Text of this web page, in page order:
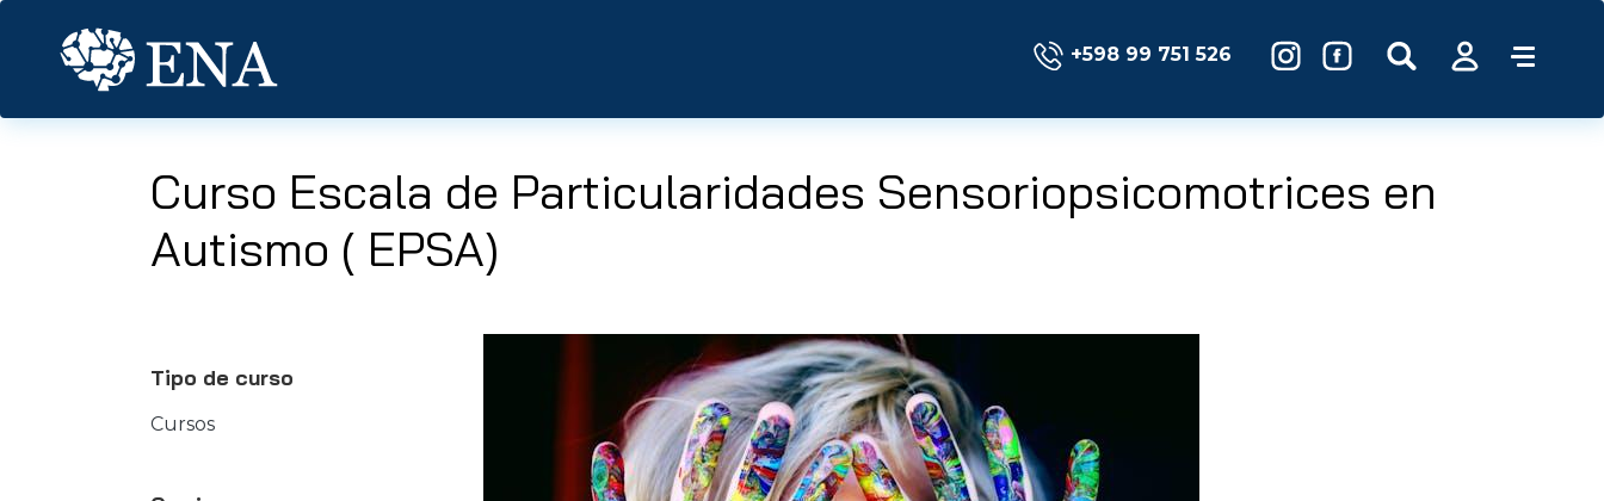
+598 99 751 526
Curso Escala de Particularidades Sensoriopsicomotrices en
Autismo ( EPSA)
Tipo de curso
Cursos